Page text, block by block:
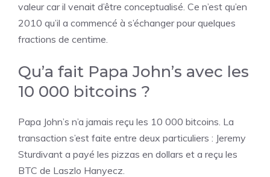
valeur car il venait d’être conceptualisé. Ce n’est qu’en
2010 qu’il a commencé à s’échanger pour quelques
fractions de centime.
Qu’a fait Papa John’s avec les
10 000 bitcoins ?
Papa John’s n’a jamais reçu les 10 000 bitcoins. La
transaction s’est faite entre deux particuliers : Jeremy
Sturdivant a payé les pizzas en dollars et a reçu les
BTC de Laszlo Hanyecz.